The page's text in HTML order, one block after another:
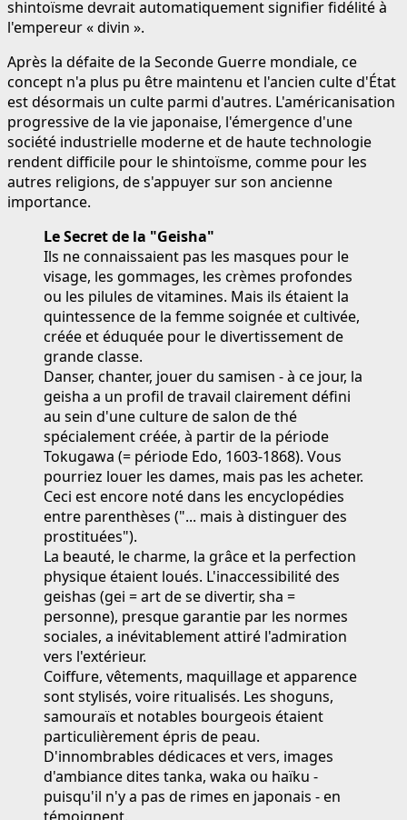
shintoïsme devrait automatiquement signifier fidélité à
l'empereur « divin ».
Après la défaite de la Seconde Guerre mondiale, ce
concept n'a plus pu être maintenu et l'ancien culte d'État
est désormais un culte parmi d'autres. L'américanisation
progressive de la vie japonaise, l'émergence d'une
société industrielle moderne et de haute technologie
rendent difficile pour le shintoïsme, comme pour les
autres religions, de s'appuyer sur son ancienne
importance.
Le Secret de la "Geisha"
Ils ne connaissaient pas les masques pour le
visage, les gommages, les crèmes profondes
ou les pilules de vitamines. Mais ils étaient la
quintessence de la femme soignée et cultivée,
créée et éduquée pour le divertissement de
grande classe.
Danser, chanter, jouer du samisen - à ce jour, la
geisha a un profil de travail clairement défini
au sein d'une culture de salon de thé
spécialement créée, à partir de la période
Tokugawa (= période Edo, 1603-1868). Vous
pourriez louer les dames, mais pas les acheter.
Ceci est encore noté dans les encyclopédies
entre parenthèses ("... mais à distinguer des
prostituées").
La beauté, le charme, la grâce et la perfection
physique étaient loués. L'inaccessibilité des
geishas (gei = art de se divertir, sha =
personne), presque garantie par les normes
sociales, a inévitablement attiré l'admiration
vers l'extérieur.
Coiffure, vêtements, maquillage et apparence
sont stylisés, voire ritualisés. Les shoguns,
samouraïs et notables bourgeois étaient
particulièrement épris de peau.
D'innombrables dédicaces et vers, images
d'ambiance dites tanka, waka ou haïku -
puisqu'il n'y a pas de rimes en japonais - en